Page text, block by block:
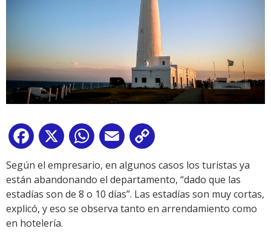
Facebook
X WhatsApp
Email
Link
Según el empresario, en algunos casos los turistas ya
están abandonando el departamento, “dado que las
estadías son de 8 o 10 días”. Las estadías son muy cortas,
explicó, y eso se observa tanto en arrendamiento como
en hotelería.